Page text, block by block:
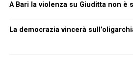
A Bari la violenza su Giuditta non è
La democrazia vincerà